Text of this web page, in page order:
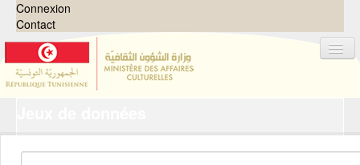
Connexion
Contact
Organisations